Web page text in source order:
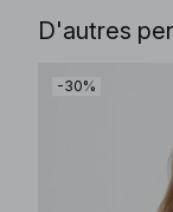
D'autres
-30%